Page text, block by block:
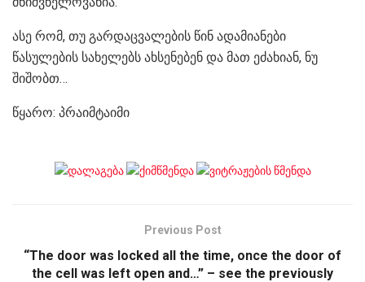
ასე რომ, თუ გარდაცვალების წინ ადამიანები
წასულების სახელებს ახსენებენ და მათ ეძახიან, ნუ
შიშობთ…
წყარო: პრაიმტაიმი
Previous Post
“The door was locked all the time, once the door of
the cell was left open and…” – see the previously